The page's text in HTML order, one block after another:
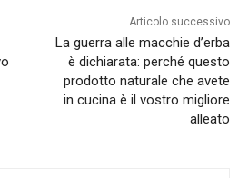
Articolo successivo
La guerra alle macchie d’erba
è dichiarata: perché questo
prodotto naturale che avete
in cucina è il vostro migliore
alleato